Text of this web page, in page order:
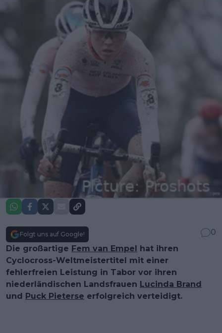
Folgt uns auf Google!
0
Die großartige Fem van Empel hat ihren
Cyclocross-Weltmeistertitel mit einer
fehlerfreien Leistung in Tabor vor ihren
niederländischen Landsfrauen Lucinda Brand
und Puck Pieterse erfolgreich verteidigt.